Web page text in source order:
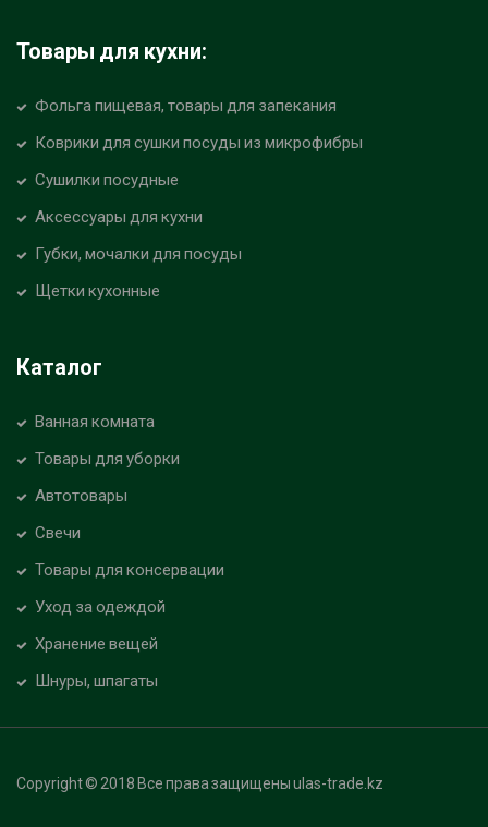
Товары для кухни:
Фольга пищевая, товары для запекания
Коврики для сушки посуды из микрофибры
Сушилки посудные
Аксессуары для кухни
Губки, мочалки для посуды
Щетки кухонные
Каталог
Ванная комната
Товары для уборки
Автотовары
Свечи
Товары для консервации
Уход за одеждой
Хранение вещей
Шнуры, шпагаты
Copyright © 2018 Все права защищены ulas-trade.kz